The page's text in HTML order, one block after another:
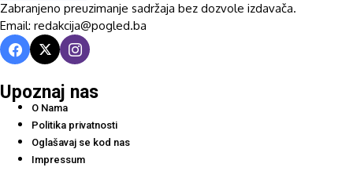
Zabranjeno preuzimanje sadržaja bez dozvole izdavača.
Email: redakcija@pogled.ba
Upoznaj nas
O Nama
Politika privatnosti
Oglašavaj se kod nas
Impressum